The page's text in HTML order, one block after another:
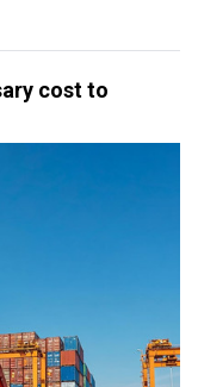
cost to